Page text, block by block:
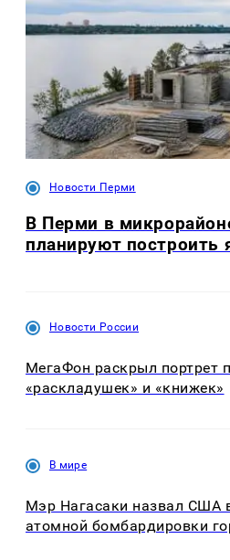
Новости Перми
В Перми в
планируют построить
Новости России
МегаФон раскрыл портрет
«раскладушек» и «книжек»
В мире
Мэр Нагасаки назвал США
атомной бомбардировки